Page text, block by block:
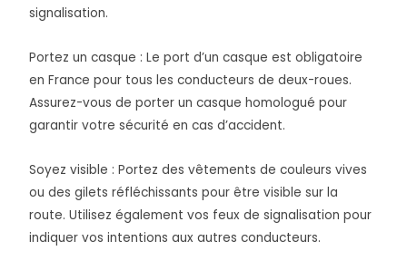
signalisation.
Portez un casque : Le port d’un casque est obligatoire
en France pour tous les conducteurs de deux-roues.
Assurez-vous de porter un casque homologué pour
garantir votre sécurité en cas d’accident.
Soyez visible : Portez des vêtements de couleurs vives
ou des gilets réfléchissants pour être visible sur la
route. Utilisez également vos feux de signalisation pour
indiquer vos intentions aux autres conducteurs.